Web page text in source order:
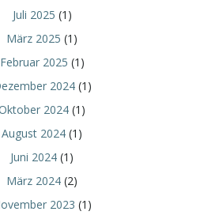
Juli 2025 (1)
März 2025 (1)
Februar 2025 (1)
2024(1)
2024 (1)
August 2024 (1)
Juni 2024 (1)
März 2024 (2)
2023 (1)